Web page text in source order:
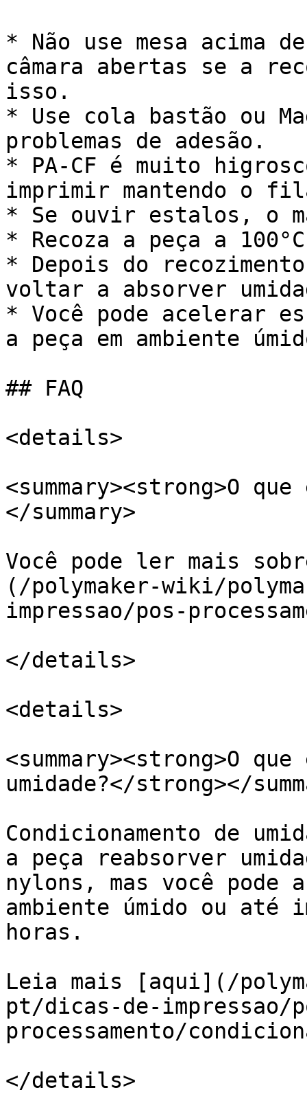
* Não use mesa acima
câmara abertas se a
isso.
* Use cola bastão ou
problemas de adesão.
* PA-CF é muito
imprimir mantendo o
* Se ouvir estalos, o
* Recoza a peça a
* Depois do
voltar a absorver
* Você pode acelerar
a peça em ambiente
## FAQ
<details>
<summary><strong>O
</summary>
Você pode ler mais
(/polymaker-wiki/
impressao/pos-
</details>
<details>
<summary><strong>O
umidade?</strong></
Condicionamento de
a peça reabsorver
nylons, mas você pode
ambiente úmido ou até
horas.
Leia mais [aqui](/
pt/dicas-de-impressao/
processamento/
</details>